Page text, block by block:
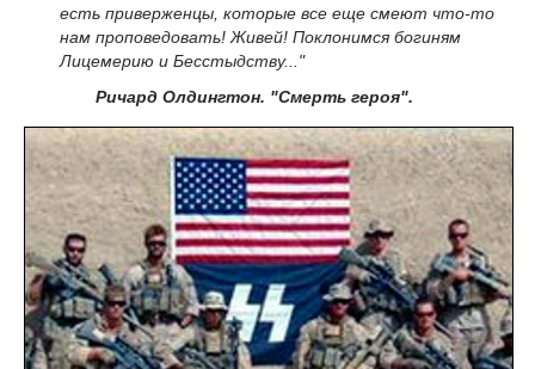
есть приверженцы, которые все еще смеют что-то
нам проповедовать! Живей! Поклонимся богиням
Лицемерию и Бесстыдству..."
Ричард Олдингтон. "Смерть героя".